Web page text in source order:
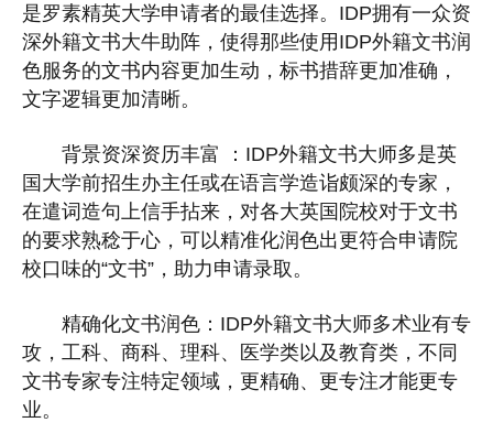
是罗素精英大学申请者的最佳选择。IDP拥有一众资
深外籍文书大牛助阵，使得那些使用IDP外籍文书润
色服务的文书内容更加生动，标书措辞更加准确，
文字逻辑更加清晰。
背景资深资历丰富 ：IDP外籍文书大师多是英
国大学前招生办主任或在语言学造诣颇深的专家，
在遣词造句上信手拈来，对各大英国院校对于文书
的要求熟稔于心，可以精准化润色出更符合申请院
校口味的“文书”，助力申请录取。
精确化文书润色：IDP外籍文书大师多术业有专
攻，工科、商科、理科、医学类以及教育类，不同
文书专家专注特定领域，更精确、更专注才能更专
业。